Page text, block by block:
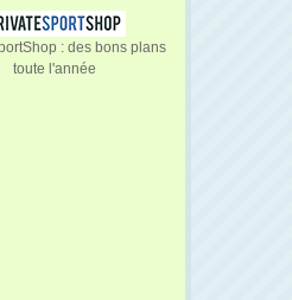
: des bons plans
toute l'année